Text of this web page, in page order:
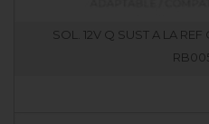
SOL. 12V Q SUST A LA